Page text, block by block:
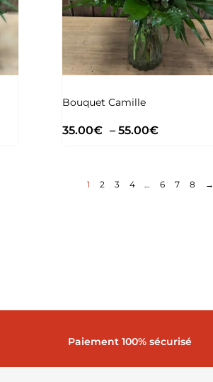
Bouquet Camille
35.00€ – 55.00€
1 2 3 4 … 6 7 8 →
Paiement 100% sécurisé